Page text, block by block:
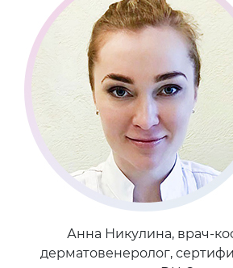
Анна Никулина, врач-
дерматовенеролог,